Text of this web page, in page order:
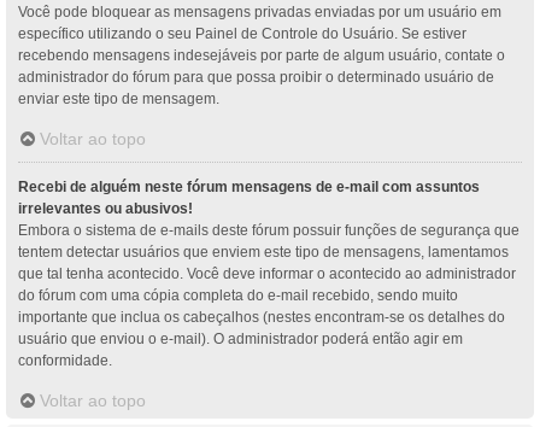
Você pode bloquear as mensagens privadas enviadas por um usuário em
específico utilizando o seu Painel de Controle do Usuário. Se estiver
recebendo mensagens indesejáveis por parte de algum usuário, contate o
administrador do fórum para que possa proibir o determinado usuário de
enviar este tipo de mensagem.
Voltar ao topo
Recebi de alguém neste fórum mensagens de e-mail com assuntos
irrelevantes ou abusivos!
Embora o sistema de e-mails deste fórum possuir funções de segurança que
tentem detectar usuários que enviem este tipo de mensagens, lamentamos
que tal tenha acontecido. Você deve informar o acontecido ao administrador
do fórum com uma cópia completa do e-mail recebido, sendo muito
importante que inclua os cabeçalhos (nestes encontram-se os detalhes do
usuário que enviou o e-mail). O administrador poderá então agir em
conformidade.
Voltar ao topo